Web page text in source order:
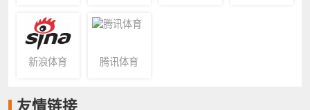
新浪体育 腾讯体育